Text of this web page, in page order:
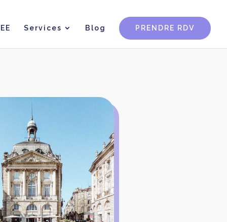
Services Blog PRENDRE RDV